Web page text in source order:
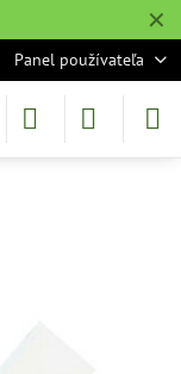
✕
Panel používateľa